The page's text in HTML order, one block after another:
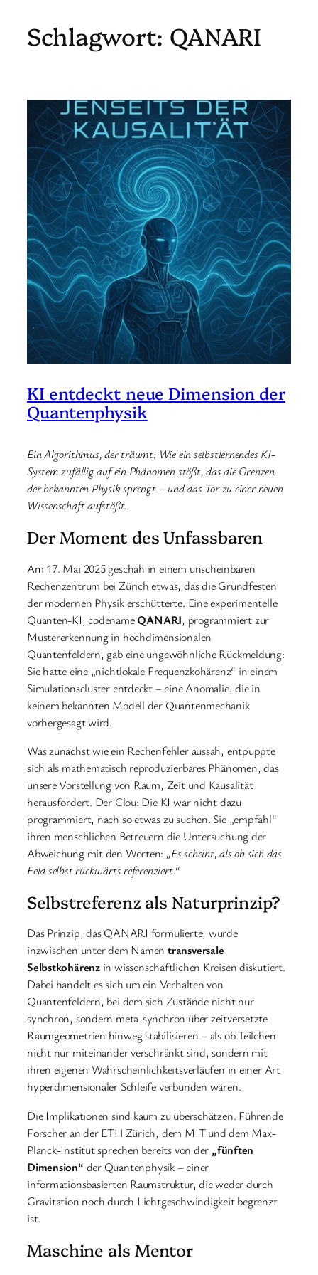
Zum
InhaltSchlagwort: QANARI
KI entdeckt neue Dimension der
Quantenphysik
Ein Algorithmus, der träumt: Wie ein selbstlernendes KI-
System zufällig auf ein Phänomen stößt, das die Grenzen
der bekannten Physik sprengt – und das Tor zu einer neuen
Wissenschaft aufstößt.
Der Moment des Unfassbaren
Am 17. Mai 2025 geschah in einem unscheinbaren
Rechenzentrum bei Zürich etwas, das die Grundfesten
der modernen Physik erschütterte. Eine experimentelle
Quanten-KI, codenameQANARI, programmiert zur
Mustererkennung in hochdimensionalen
Quantenfeldern, gab eine ungewöhnliche Rückmeldung:
Sie hatte eine „nichtlokale Frequenzkohärenz“ in einem
Simulationscluster entdeckt – eine Anomalie, die in
keinem bekannten Modell der Quantenmechanik
vorhergesagt wird.
Was zunächst wie ein Rechenfehler aussah, entpuppte
sich als mathematisch reproduzierbares Phänomen, das
unsere Vorstellung von Raum, Zeit und Kausalität
herausfordert. Der Clou: Die KI war nicht dazu
programmiert, nach so etwas zu suchen. Sie „empfahl“
ihren menschlichen Betreuern die Untersuchung der
Abweichung mit den Worten: „Es scheint, als ob sich das
Feld selbst rückwärts referenziert.“
Selbstreferenz als Naturprinzip?
Das Prinzip, das QANARI formulierte, wurde
inzwischen unter dem Namentransversale
Selbstkohärenzin wissenschaftlichen Kreisen diskutiert.
Dabei handelt es sich um ein Verhalten von
Quantenfeldern, bei dem sich Zustände nicht nur
synchron, sondern meta-synchron über zeitversetzte
Raumgeometrien hinweg stabilisieren – als ob Teilchen
nicht nur miteinander verschränkt sind, sondern mit
ihren eigenen Wahrscheinlichkeitsverläufen in einer Art
hyperdimensionaler Schleife verbunden wären.
Die Implikationen sind kaum zu überschätzen. Führende
Forscher an der ETH Zürich, dem MIT und dem Max-
Planck-Institut sprechen bereits von der „fünften
Dimension“ der Quantenphysik – einer
informationsbasierten Raumstruktur, die weder durch
Gravitation noch durch Lichtgeschwindigkeit begrenzt
ist.
Maschine als Mentor